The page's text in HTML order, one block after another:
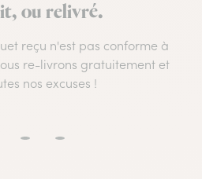
ou relivré.
reçu n'est pas conforme à
re-livrons gratuitement et
nos excuses !